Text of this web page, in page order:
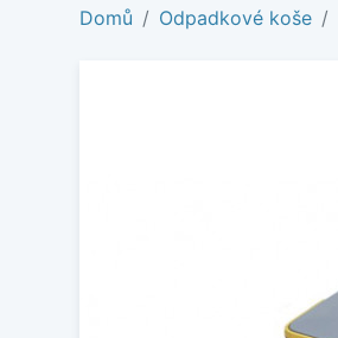
Domů Odpadkové koše